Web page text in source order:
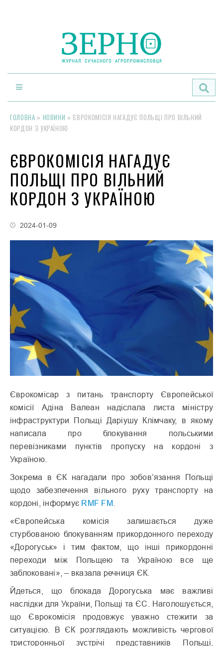
ГОЛОВНА » НОВИНИ » ЄВРОКОМІСІЯ НАГАДУЄ ПОЛЬЩІ ПРО ВІЛЬНИЙ
КОРДОН З УКРАЇНОЮ
ЄВРОКОМІСІЯ НАГАДУЄ
ПОЛЬЩІ ПРО ВІЛЬНИЙ
КОРДОН З УКРАЇНОЮ
2024-01-09
Єврокомісар з питань транспорту Європейської
комісії Адіна Валеан надіслала листа міністру
інфраструктури Польщі Даріушу Клімчаку, в якому
написала про блокування польськими
перевізниками пунктів пропуску на кордоні з
Україною.
Зокрема в ЄК нагадали про зобов’язання Польщі
щодо забезпечення вільного руху транспорту на
кордоні, інформує RMF FM.
«Європейська комісія залишається дуже
стурбованою блокуванням прикордонного переходу
«Дорогуськ» і тим фактом, що інші прикордонні
переходи між Польщею та Україною все ще
заблоковані», – вказала речниця ЄК.
Йдеться, що блокада Дорогуська має важливі
наслідки для України, Польщі та ЄС. Наголошується,
що Єврокомісія продовжує уважно стежити за
ситуацією. В ЄК розглядають можливість чергової
тристоронньої зустрічі представників Польщі,